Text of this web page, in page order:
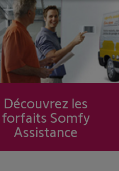
Découvrez les
forfaits Somfy
Assistance